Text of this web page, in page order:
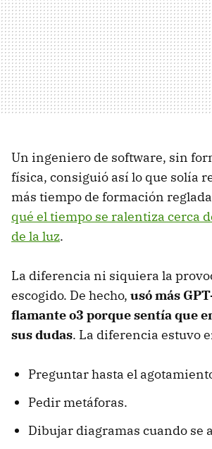
Un ingeniero de software, sin
física, consiguió así lo que solía
más tiempo de formación
qué el tiempo se ralentiza cerca
de la luz.
La diferencia ni siquiera la
escogido. De hecho, usó más
flamante o3 porque sentía que
sus dudas. La diferencia estuvo
Preguntar hasta el
Pedir metáforas.
Dibujar diagramas cuando se